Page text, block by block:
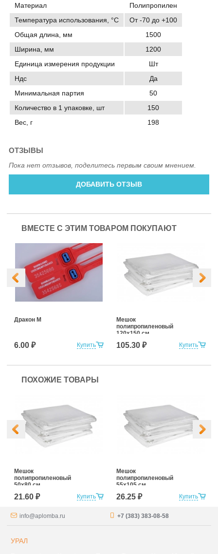
Материал
Полипропилен
Температура использования, °C
От -70 до +100
Общая длина, мм
1500
Ширина, мм
1200
Единица измерения продукции
Шт
Ндс
Да
Минимальная партия
50
Количество в 1 упаковке, шт
150
Вес, г
198
ОТЗЫВЫ
Пока нет отзывов, поделитесь первым своим мнением.
ДОБАВИТЬ ОТЗЫВ
ВМЕСТЕ С ЭТИМ ТОВАРОМ ПОКУПАЮТ
Купить
Дракон М
6.00 ₽ Купить
Мешок
полипропиленовый
120x150 см
105.30 ₽
ПОХОЖИЕ ТОВАРЫ
Купить
Мешок
полипропиленовый
50x80 см
21.60 ₽ Купить
Мешок
полипропиленовый
55x105 см
26.25 ₽
info@aplomba.ru +7 (383) 383-08-58
УРАЛ